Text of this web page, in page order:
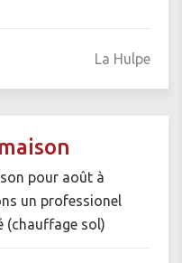
La Hulpe
pour août à
un professionel
(chauffage sol)